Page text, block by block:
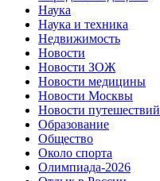
Наука
Наука и техника
Недвижимость
Новости
Новости ЗОЖ
Новости медицины
Новости Москвы
Новости путешествий
Образование
Общество
Около спорта
Олимпиада-2026